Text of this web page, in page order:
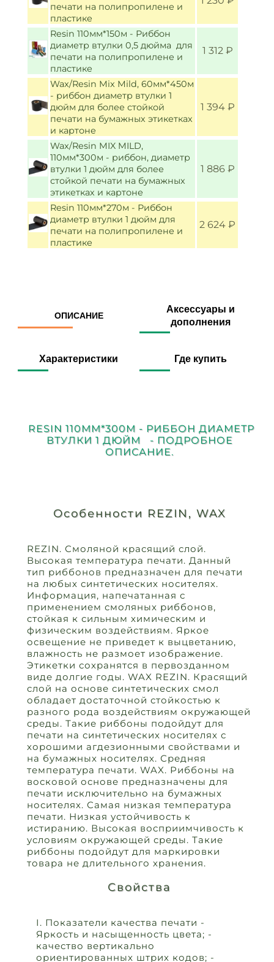
печати на полипропилене и
пластике
Resin 110мм*150м - Риббон
диаметр втулки 0,5 дюйма для
печати на полипропилене и
пластике
1 312 ₽
Wax/Resin Mix Mild, 60мм*450м
- риббон диаметр втулки 1
дюйм для более стойкой
печати на бумажных этикетках
и картоне
1 394 ₽
Wax/Resin MIX MILD,
110мм*300м - риббон, диаметр
втулки 1 дюйм для более
стойкой печати на бумажных
этикетках и картоне
1 886 ₽
Resin 110мм*270м - Риббон
диаметр втулки 1 дюйм для
печати на полипропилене и
пластике
2 624 ₽
ОПИСАНИЕ
Аксессуары и
дополнения
Характеристики Где купить
RESIN 110ММ*300М - РИББОН ДИАМЕТР
ВТУЛКИ 1 ДЮЙМ - ПОДРОБНОЕ
ОПИСАНИЕ.
Особенности REZIN, WAX
REZIN. Смоляной красящий слой.
Высокая температура печати. Данный
тип риббонов предназначен для печати
на любых синтетических носителях.
Информация, напечатанная с
применением смоляных риббонов,
стойкая к сильным химическим и
физическим воздействиям. Яркое
освещение не приведет к выцветанию,
влажность не размоет изображение.
Этикетки сохранятся в первозданном
виде долгие годы. WAX REZIN. Красящий
слой на основе синтетических смол
обладает достаточной стойкостью к
разного рода воздействиям окружающей
среды. Такие риббоны подойдут для
печати на синтетических носителях с
хорошими агдезионными свойствами и
на бумажных носителях. Средняя
температура печати. WAX. Риббоны на
восковой основе предназначены для
печати исключительно на бумажных
носителях. Самая низкая температура
печати. Низкая устойчивость к
истиранию. Высокая восприимчивость к
условиям окружающей среды. Такие
риббоны подойдут для маркировки
товара не длительного хранения.
Свойства
I. Показатели качества печати -
Яркость и насыщенность цвета; -
качество вертикально
ориентированных штрих кодов; -